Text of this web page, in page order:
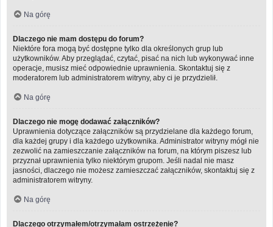
Na górę
Dlaczego nie mam dostępu do forum?
Niektóre fora mogą być dostępne tylko dla określonych grup lub
użytkowników. Aby przeglądać, czytać, pisać na nich lub wykonywać inne
operacje, musisz mieć odpowiednie uprawnienia. Skontaktuj się z
moderatorem lub administratorem witryny, aby ci je przydzielił.
Na górę
Dlaczego nie mogę dodawać załączników?
Uprawnienia dotyczące załączników są przydzielane dla każdego forum,
dla każdej grupy i dla każdego użytkownika. Administrator witryny mógł nie
zezwolić na zamieszczanie załączników na forum, na którym piszesz lub
przyznał uprawnienia tylko niektórym grupom. Jeśli nadal nie masz
jasności, dlaczego nie możesz zamieszczać załączników, skontaktuj się z
administratorem witryny.
Na górę
Dlaczego otrzymałem/otrzymałam ostrzeżenie?